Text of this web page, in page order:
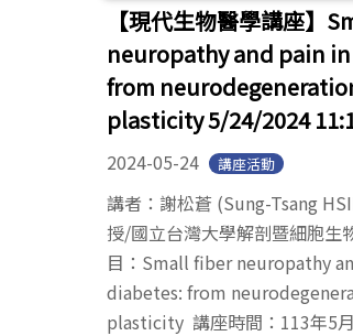
【現代生物醫學講座】
neuropathy and pain
from
plasticity 5/24/2024
2024-05-24 講座活動
講者：謝松蒼 (Sung-Tsang
授/國立台灣大學解剖暨細胞生
目：Small fiber neuropathy
diabetes: from
plasticity 講座時間：113年5